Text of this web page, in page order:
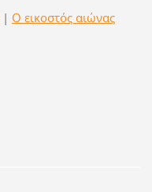
| Ο εικοστός αιώνας